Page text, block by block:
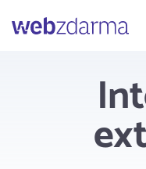
Webzdarma